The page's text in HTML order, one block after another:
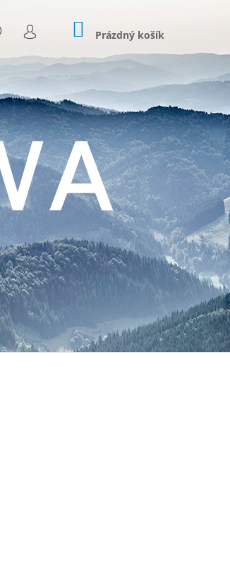
HLEDAT
PŘIHLÁŠENÍ
NÁKUPNÍ
KOŠÍK
Prázdný košík